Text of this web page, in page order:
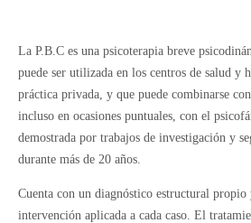
La P.B.C es una psicoterapia breve
puede ser utilizada en los centros de salud y
práctica privada, y que puede combinarse
incluso en ocasiones puntuales, con el
demostrada por trabajos de investigación y
durante más de 20 años.
Cuenta con un diagnóstico estructural propio
intervención aplicada a cada caso. El